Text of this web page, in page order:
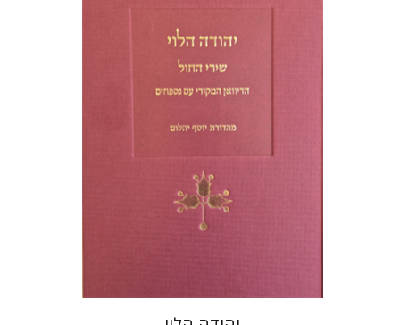
הנחת אתר ספר מודפס